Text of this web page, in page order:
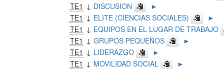
TE1 ↓ DISCUSION
►
TE1 ↓ ELITE (CIENCIAS SOCIALES)
►
TE1 ↓ EQUIPOS EN EL LUGAR DE TRABAJO
TE1 ↓ GRUPOS PEQUEÑOS
►
TE1 ↓ LIDERAZGO
►
TE1 ↓ MOVILIDAD SOCIAL
►